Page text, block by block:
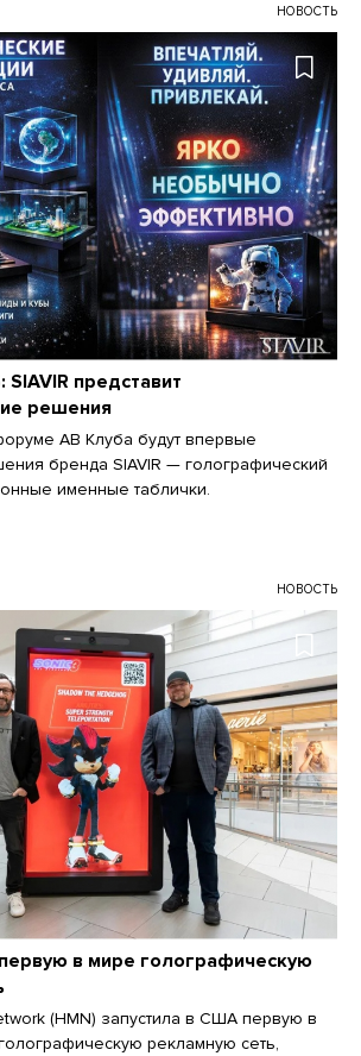
НОВОСТЬ
SIAVIR представит
решения
АВ Клуба будут впервые
бренда SIAVIR — голографический
именные таблички.
НОВОСТЬ
первую в мире голографическую
(HMN) запустила в США первую в
рекламную сеть,